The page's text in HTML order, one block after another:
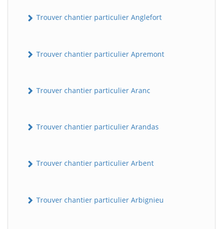
Trouver chantier particulier Anglefort
Trouver chantier particulier Apremont
Trouver chantier particulier Aranc
Trouver chantier particulier Arandas
Trouver chantier particulier Arbent
Trouver chantier particulier Arbignieu